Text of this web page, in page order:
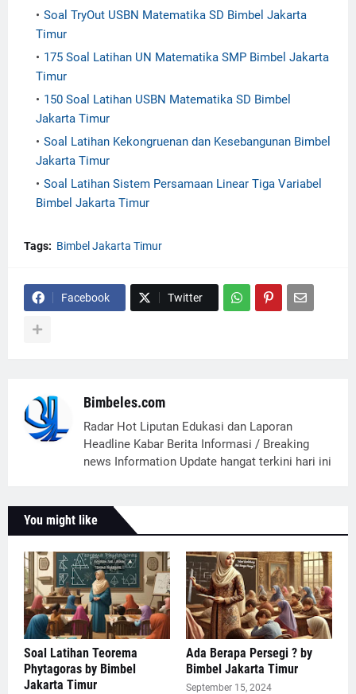
Soal TryOut USBN Matematika SD Bimbel Jakarta
Timur
175 Soal Latihan UN Matematika SMP Bimbel Jakarta
Timur
150 Soal Latihan USBN Matematika SD Bimbel
Jakarta Timur
Soal Latihan Kekongruenan dan Kesebangunan Bimbel
Jakarta Timur
Soal Latihan Sistem Persamaan Linear Tiga Variabel
Bimbel Jakarta Timur
Tags: Bimbel Jakarta Timur
Facebook Twitter
Bimbeles.com
Radar Hot Liputan Edukasi dan Laporan
Headline Kabar Berita Informasi / Breaking
news Information Update hangat terkini hari ini
You might like
Soal Latihan Teorema
Phytagoras by Bimbel
Jakarta Timur
Ada Berapa Persegi ? by
Bimbel Jakarta Timur
September 15, 2024